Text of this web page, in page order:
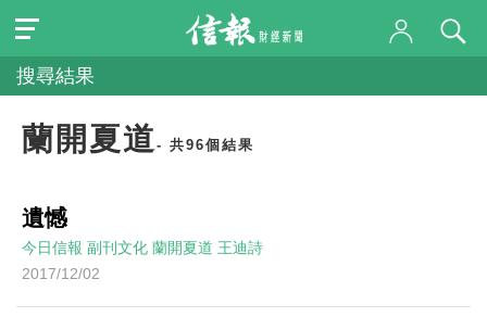
搜尋結果
蘭開夏道 - 共96個結果
遺憾
今日信報 副刊文化 蘭開夏道 王迪詩
2017/12/02